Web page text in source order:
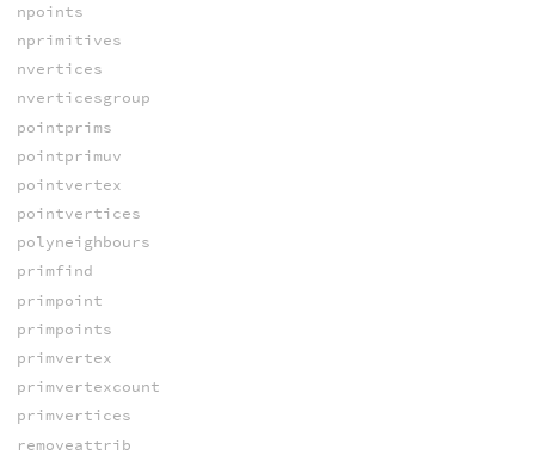
npoints
nprimitives
nvertices
nverticesgroup
pointprims
pointprimuv
pointvertex
pointvertices
polyneighbours
primfind
primpoint
primpoints
primvertex
primvertexcount
primvertices
removeattrib